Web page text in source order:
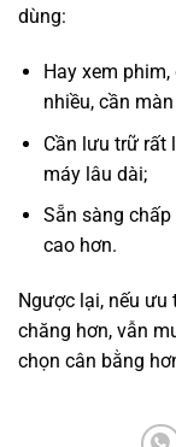
dùng:
Hay xem
nhiều, cần
Cần lưu trữ rất
máy lâu dài;
Sẵn sàng
cao hơn.
Ngược lại, nếu
chăng hơn, vẫn
chọn cân bằng